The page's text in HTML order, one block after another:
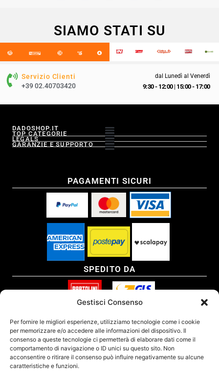
Gestisci Consenso
Per fornire le migliori esperienze, utilizziamo tecnologie come i cookie
per memorizzare e/o accedere alle informazioni del dispositivo. Il
consenso a queste tecnologie ci permetterà di elaborare dati come il
comportamento di navigazione o ID unici su questo sito. Non
acconsentire o ritirare il consenso può influire negativamente su alcune
caratteristiche e funzioni.
SIAMO STATI SU
Servizio Clienti
+39 02.40703420
dal Lunedì al Venerdì
9:30 - 12:00| 15:00 - 17:00
DADOSHOP.IT
TOP CATEGORIE
LEGALS
GARANZIE E SUPPORTO
PAGAMENTI SICURI
SPEDITO DA